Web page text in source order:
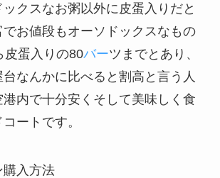
クスなお粥以外に皮蛋入りだと
お値段もオーソドックスなもの
皮蛋入りの80バーツまでとあり、
なんかに比べると割高と言う人
港内で十分安くそして美味しく食
ートです。
購入方法